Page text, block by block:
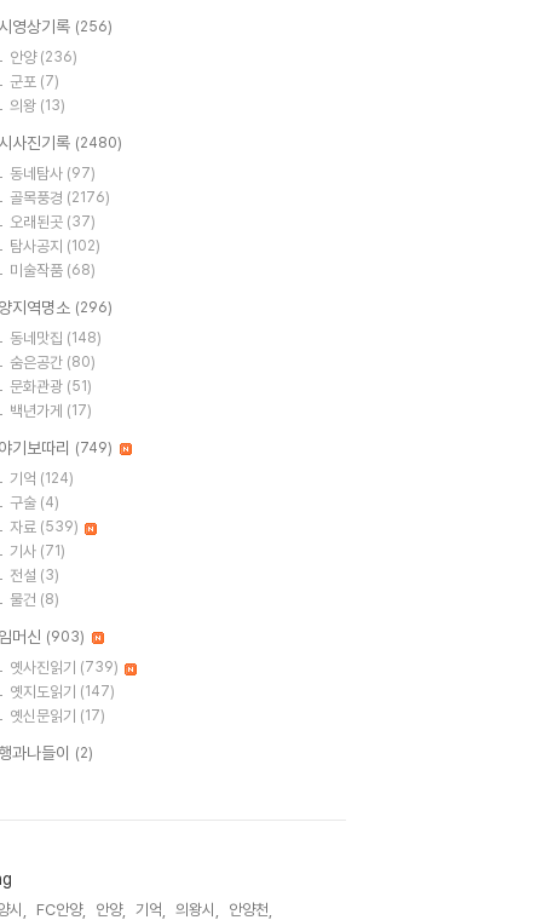
영상기록 (256)
안양 (236)
군포 (7)
의왕 (13)
사진기록 (2480)
동네탐사 (97)
골목풍경 (2176)
오래된곳 (37)
탐사공지 (102)
미술작품 (68)
지역명소 (296)
동네맛집 (148)
숨은공간 (80)
문화관광 (51)
백년가게 (17)
기보따리 (749)
기억 (124)
구술 (4)
자료 (539)
기사 (71)
전설 (3)
물건 (8)
머신 (903)
옛사진읽기 (739)
옛지도읽기 (147)
옛신문읽기 (17)
과나들이 (2)
시, FC안양, 안양, 기억, 의왕시,
안양천,